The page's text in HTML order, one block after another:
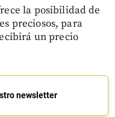
la posibilidad de
preciosos, para
un precio
newsletter